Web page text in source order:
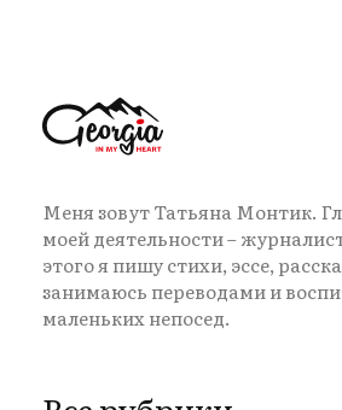
Меня зовут Татьяна Монтик.
моей деятельности –
этого я пишу стихи, эссе,
занимаюсь переводами и
маленьких непосед.